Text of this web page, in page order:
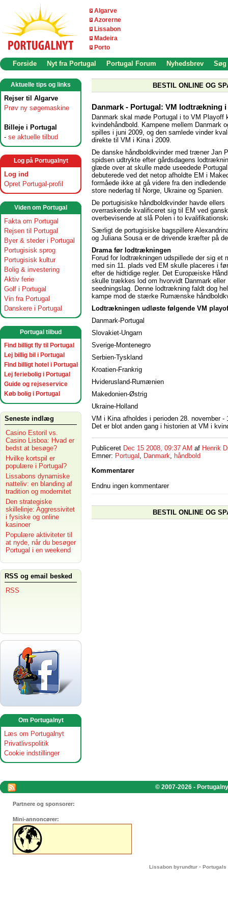
Algarve
Azorerne
Lissabon
Madeira
Porto
Forside Nyt fra Portugal Portugal Forum Nyhedsbrev Søg
Aktuelle tips og links
Rejser til Algarve
Prøv ny søgemaskine
Billeje i Portugal
- se aktuelle tilbud
Log på Portugalnyt
Log ind
Opret Portugal-profil
Viden om Portugal
Fakta om Portugal
Rejsen til Portugal
Byer & steder i Portugal
Portugisisk sprog
Portugisisk kultur
Bolig & investering
Aktiv ferie
Golf i Portugal
Vin fra Portugal
Danskere i Portugal
Portugal tilbud
Find billigt fly til Portugal
Lej billig bil i Portugal
Find billigt hotel i Portugal
Lej feriebolig i Portugal
Guide og rejseservice
Køb bolig i Portugal
Seneste indlæg
Casino Estoril vs.
Casino Lisboa: Hvad er
bedst at besøge?
Hvilke kortspil er
populære i Portugal?
Lissabons dynamiske
natteliv: en blanding af
tradition og modernitet
Den strategiske
skillelinje: Aggressivitet
i fysiske og online
kasinoer
Populære aktiviteter til
at nyde, når du besøger
Portugal i en weekend
RSS og email besked
RSS
Om Portugalnyt
Læs om Portugalnyt
Privatlivspolitik
Cookie indstillinger
BESTIL ONLINE OG
Danmark - Portugal: VM lodtrækning
Danmark skal møde Portugal i to VM Playoff
kvindehåndbold. Kampene mellem Danmark
spilles i juni 2009, og den samlede vinder
direkte til VM i Kina i 2009.
De danske håndboldkvinder med træner Jan
spidsen udtrykte efter gårdsdagens
glæde over at skulle møde useedede
debuterede ved det netop afholdte EM i
formåede ikke at gå videre fra den indledende
store nederlag til Norge, Ukraine og Spanien.
De portugisiske håndboldkvinder havde ellers
overraskende kvalificeret sig til EM ved
overbevisende at slå Polen i to
Særligt de portugisiske bagspillere
og Juliana Sousa er de drivende kræfter på
Drama før lodtrækningen
Forud for lodtrækningen udspillede der sig et
med sin 11. plads ved EM skulle placeres i
efter de hidtidige regler. Det Europæiske
skulle trækkes lod om hvorvidt Danmark
seedningslag. Denne lodtrækning faldt dog
kampe mod de stærke Rumænske
Lodtrækningen udløste følgende VM
Danmark-Portugal
Slovakiet-Ungarn
Sverige-Montenegro
Serbien-Tyskland
Kroatien-Frankrig
Hviderusland-Rumænien
Makedonien-Østrig
Ukraine-Holland
VM i Kina afholdes i perioden 28. november -
Det er blot anden gang i historien at VM i
Publiceret Dec 15 2008, 09:37 AM af Henrik
Emner: Portugal , Danmark, håndbold
Kommentarer
Endnu ingen kommentarer
BESTIL ONLINE OG
© 2007-2026 -
Partnere og sponsorer:
Mini-annoncører:
Lissabon byrundtur - Portugals